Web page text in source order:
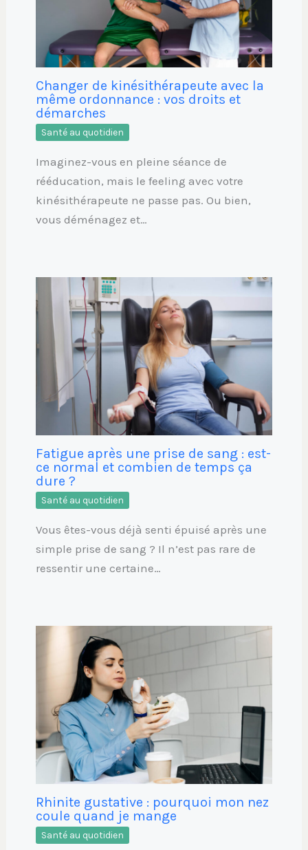
Changer de kinésithérapeute avec la
même ordonnance : vos droits et
démarches
Santé au quotidien
Imaginez-vous en pleine séance de
rééducation, mais le feeling avec votre
kinésithérapeute ne passe pas. Ou bien,
vous déménagez et…
Fatigue après une prise de sang : est-
ce normal et combien de temps ça
dure ?
Santé au quotidien
Vous êtes-vous déjà senti épuisé après une
simple prise de sang ? Il n’est pas rare de
ressentir une certaine…
Rhinite gustative : pourquoi mon nez
coule quand je mange
Santé au quotidien